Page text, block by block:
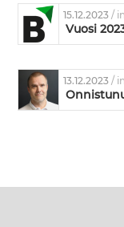
15.12.2023/
Vuosi
13.12.2023/